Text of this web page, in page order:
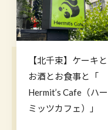
【北千束】ケーキと
お酒とお食事と「​​​​​​​​​​​​
Hermit’s Cafe（ハー
ミッツカフェ）」